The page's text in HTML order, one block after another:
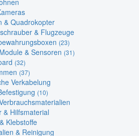
& Quadrokopter
& Flugzeuge
(23)
& Sensoren (31)
(32)
(37)
Verkabelung
(10)
& Hilfsmaterial
Klebstoffe
& Reinigung